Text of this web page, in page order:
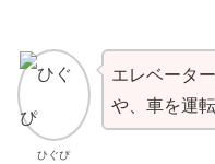
ひぐぴ
エレベータ
や、車を運